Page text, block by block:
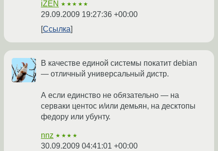
iZEN ★★★★★
29.09.2009 19:27:36 +00:00
Ссылка
В качестве единой системы покатит debian
— отличный универсальный дистр.
А если единство не обязательно — на
серваки центос и/или демьян, на десктопы
федору или убунту.
nnz ★★★★
30.09.2009 04:41:01 +00:00